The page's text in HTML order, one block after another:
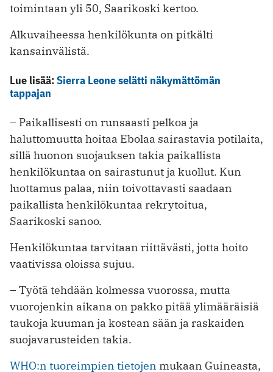
toimintaan yli 50, Saarikoski kertoo.
Alkuvaiheessa henkilökunta on pitkälti
kansainvälistä.
Lue lisää:Sierra Leone selätti näkymättömän
tappajan
– Paikallisesti on runsaasti pelkoa ja
haluttomuutta hoitaa Ebolaa sairastavia potilaita,
sillä huonon suojauksen takia paikallista
henkilökuntaa on sairastunut ja kuollut. Kun
luottamus palaa, niin toivottavasti saadaan
paikallista henkilökuntaa rekrytoitua,
Saarikoski sanoo.
Henkilökuntaa tarvitaan riittävästi, jotta hoito
vaativissa oloissa sujuu.
– Työtä tehdään kolmessa vuorossa, mutta
vuorojenkin aikana on pakko pitää ylimääräisiä
taukoja kuuman ja kostean sään ja raskaiden
suojavarusteiden takia.
WHO:n tuoreimpien tietojen mukaan Guineasta,